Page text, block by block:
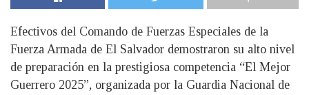
Efectivos del Comando de Fuerzas Especiales de la
Fuerza Armada de El Salvador demostraron su alto nivel
de preparación en la prestigiosa competencia “El Mejor
Guerrero 2025”, organizada por la Guardia Nacional de